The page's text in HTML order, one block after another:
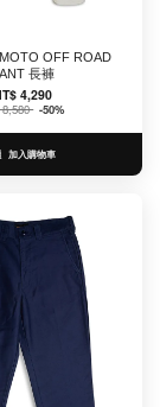
OFF ROAD
長褲
4,290
8,580 -50%
加入購物車